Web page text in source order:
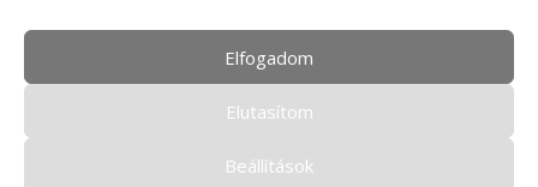
Elfogadom
Elutasítom
Beállítások
Adatvédelmi tájékoztató